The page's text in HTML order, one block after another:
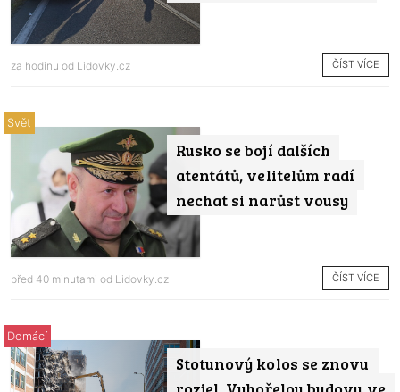
za hodinu od Lidovky.cz ČÍST VÍCE
Rusko se bojí dalších
atentátů, velitelům radí
nechat si narůst vousy
Svět
před 40 minutami od Lidovky.cz ČÍST VÍCE
Stotunový kolos se znovu
Domácí